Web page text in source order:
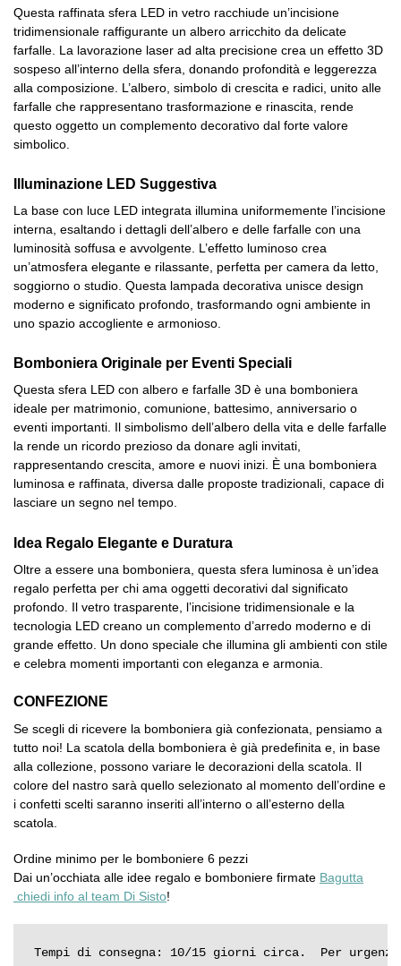
Questa raffinata sfera LED in vetro racchiude un’incisione
tridimensionale raffigurante un albero arricchito da delicate
farfalle. La lavorazione laser ad alta precisione crea un effetto 3D
sospeso all’interno della sfera, donando profondità e leggerezza
alla composizione. L’albero, simbolo di crescita e radici, unito alle
farfalle che rappresentano trasformazione e rinascita, rende
questo oggetto un complemento decorativo dal forte valore
simbolico.
Illuminazione LED Suggestiva
La base con luce LED integrata illumina uniformemente l’incisione
interna, esaltando i dettagli dell’albero e delle farfalle con una
luminosità soffusa e avvolgente. L’effetto luminoso crea
un’atmosfera elegante e rilassante, perfetta per camera da letto,
soggiorno o studio. Questa lampada decorativa unisce design
moderno e significato profondo, trasformando ogni ambiente in
uno spazio accogliente e armonioso.
Bomboniera Originale per Eventi Speciali
Questa sfera LED con albero e farfalle 3D è una bomboniera
ideale per matrimonio, comunione, battesimo, anniversario o
eventi importanti. Il simbolismo dell’albero della vita e delle farfalle
la rende un ricordo prezioso da donare agli invitati,
rappresentando crescita, amore e nuovi inizi. È una bomboniera
luminosa e raffinata, diversa dalle proposte tradizionali, capace di
lasciare un segno nel tempo.
Idea Regalo Elegante e Duratura
Oltre a essere una bomboniera, questa sfera luminosa è un’idea
regalo perfetta per chi ama oggetti decorativi dal significato
profondo. Il vetro trasparente, l’incisione tridimensionale e la
tecnologia LED creano un complemento d’arredo moderno e di
grande effetto. Un dono speciale che illumina gli ambienti con stile
e celebra momenti importanti con eleganza e armonia.
CONFEZIONE
Se scegli di ricevere la bomboniera già confezionata, pensiamo a
tutto noi! La scatola della bomboniera è già predefinita e, in base
alla collezione, possono variare le decorazioni della scatola. Il
colore del nastro sarà quello selezionato al momento dell’ordine e
i confetti scelti saranno inseriti all’interno o all’esterno della
scatola.
Ordine minimo per le bomboniere 6 pezzi
Dai un’occhiata alle idee regalo e bomboniere firmate Bagutta
chiedi info al team Di Sisto!
Tempi di consegna: 10/15 giorni circa.  Per